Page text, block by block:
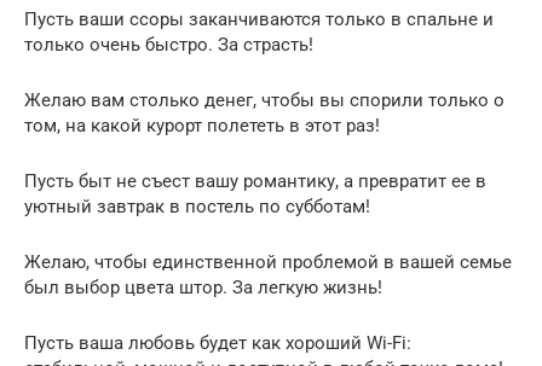
Пусть ваши ссоры заканчиваются только в спальне и
только очень быстро. За страсть!
Желаю вам столько денег, чтобы вы спорили только о
том, на какой курорт полететь в этот раз!
Пусть быт не съест вашу романтику, а превратит ее в
уютный завтрак в постель по субботам!
Желаю, чтобы единственной проблемой в вашей семье
был выбор цвета штор. За легкую жизнь!
Пусть ваша любовь будет как хороший Wi-Fi: